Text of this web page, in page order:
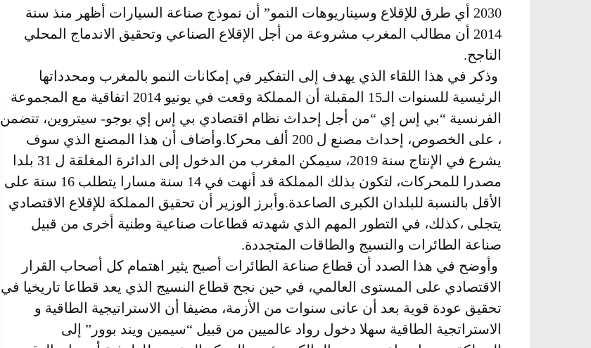
2030 أي طرق للإقلاع وسيناريوهات النمو” أن نموذج صناعة السيارات أظهر منذ سنة
2014 أن مطالب المغرب مشروعة من أجل الإقلاع الصناعي وتحقيق الاندماج المحلي
الناجح.
وذكر في هذا اللقاء الذي يهدف إلى التفكير في إمكانات النمو بالمغرب ومحدداتها
الرئيسية للسنوات الـ15 المقبلة أن المملكة وقعت في يونيو 2014 اتفاقية مع المجموعة
الفرنسية “بي إس إي “من أجل إحداث نظام اقتصادي بي إس إي بوجو- سيتروين، تتضمن
، على الخصوص، إحداث مصنع ل 200 ألف محركا.
وأضاف أن هذا المصنع الذي سوف
يشرع في الإنتاج سنة 2019، سيمكن المغرب من الدخول إلى الدائرة المغلقة ل 31 بلدا
مصدرا للمحركات، لتكون بذلك المملكة قد أنهت في 14 سنة مسارا يتطلب 16 سنة على
الأقل بالنسبة للبلدان الكبرى الصاعدة.وأبرز الوزير أن تحقيق المملكة للإقلاع الاقتصادي
يتجلى ،كذلك، في التطور المهم الذي شهدته قطاعات صناعية وطنية أخرى من قبيل
صناعة الطائرات والنسيج والطاقات المتجددة.
وأوضح في هذا الصدد أن قطاع صناعة الطائرات أصبح يثير اهتمام كل أصحاب القرار
الاقتصادي على المستوى العالمي، في حين نجح قطاع النسيج الذي يعد قطاعا تاريخيا في
تحقيق عودة قوية بعد أن عانى سنوات من الأزمة، مضيفا أن الاستراتيجية الطاقية و
الاستراتجية الطاقية سهلا دخول رواد عالميين من قبيل “سيمين ويند بوور” إلى